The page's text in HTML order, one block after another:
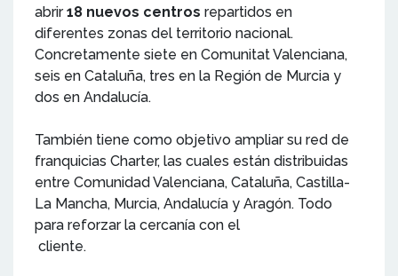
abrir18 nuevos centros repartidos en
diferentes zonas del territorio nacional.
Concretamente siete en Comunitat Valenciana,
seis en Cataluña, tres en la Región de Murcia y
dos en Andalucía.
También tiene como objetivo ampliar su red de
franquicias Charter, las cuales están distribuidas
entre Comunidad Valenciana, Cataluña, Castilla-
La Mancha, Murcia, Andalucía y Aragón. Todo
para reforzar la cercanía con el
cliente.